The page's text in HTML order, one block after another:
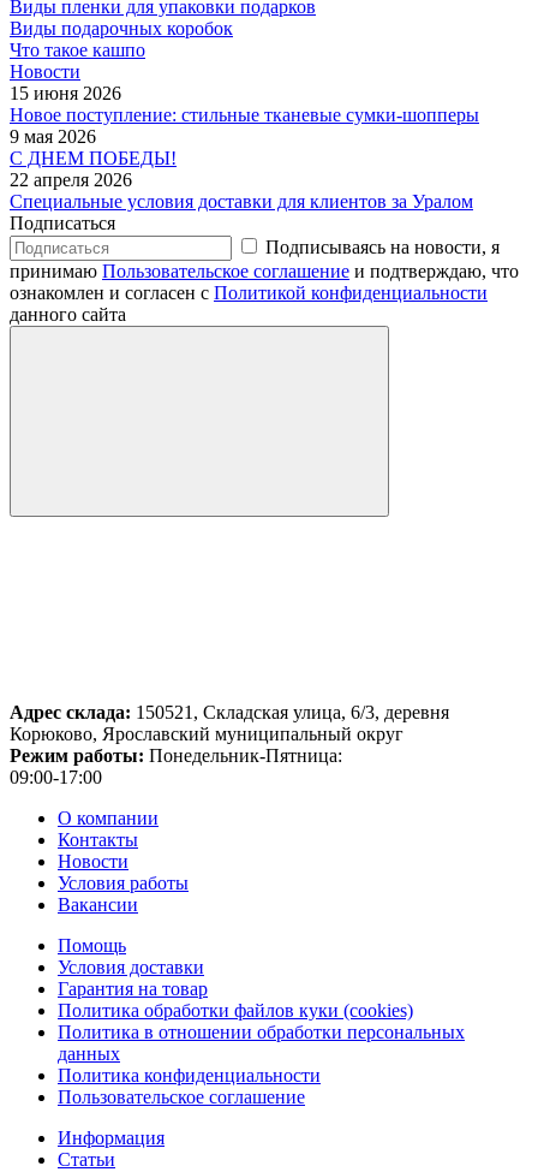
Виды пленки для упаковки подарков
Виды подарочных коробок
Что такое кашпо
Новости
15 июня 2026
Новое поступление: стильные тканевые сумки-шопперы
9 мая 2026
С ДНЕМ ПОБЕДЫ!
22 апреля 2026
Специальные условия доставки для клиентов за Уралом
Подписаться
Подписываясь на новости, я
принимаю Пользовательское соглашение и подтверждаю, что
ознакомлен и согласен с Политикой конфиденциальности
данного сайта
Адрес склада: 150521, Складская улица, 6/3, деревня
Корюково, Ярославский муниципальный округ
Режим работы: Понедельник-Пятница:
09:00-17:00
О компании
Контакты
Новости
Условия работы
Вакансии
Помощь
Условия доставки
Гарантия на товар
Политика обработки файлов куки (cookies)
Политика в отношении обработки персональных
данных
Политика конфиденциальности
Пользовательское соглашение
Информация
Статьи